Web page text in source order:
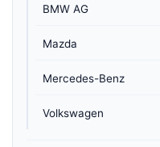
BMW AG
Mazda
Mercedes-Benz
Volkswagen